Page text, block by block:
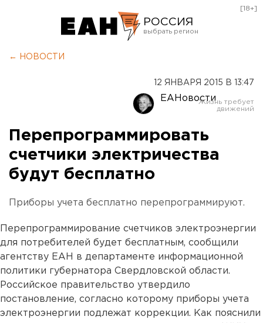
РОССИЯ
Оренбург
[18+]
← НОВОСТИ
12 ЯНВАРЯ 2015 В 13:47
ЕАНовости
Перепрограммировать
счетчики электричества
будут бесплатно
Приборы учета бесплатно перепрограммируют.
Перепрограммирование счетчиков электроэнергии
для потребителей будет бесплатным, сообщили
агентству ЕАН в департаменте информационной
политики губернатора Свердловской области.
Российское правительство утвердило
постановление, согласно которому приборы учета
электроэнергии подлежат коррекции. Как пояснили